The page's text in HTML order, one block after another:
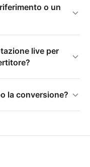
o un
live per
la conversione?